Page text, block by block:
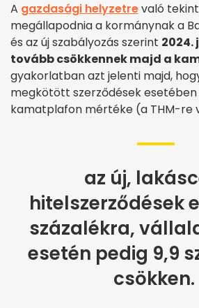
A gazdasági helyzetrevaló
megállapodnia a kormánynak a
és az új szabályozás szerint 2024.
tovább csökkennek majd a
gyakorlatban azt jelenti majd,
megkötött szerződések
kamatplafon mértéke (a THM-re
az új,
hitelszerződések
százalékra,
esetén pedig 9,9
csökken.